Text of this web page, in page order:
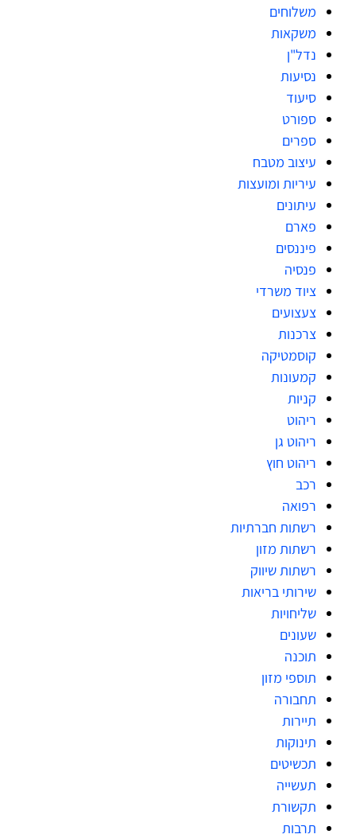
משלוחים
משקאות
נדל"ן
נסיעות
סיעוד
ספורט
ספרים
עיצוב מטבח
עיריות ומועצות
עיתונים
פארם
פיננסים
פנסיה
ציוד משרדי
צעצועים
צרכנות
קוסמטיקה
קמעונות
קניות
ריהוט
ריהוט גן
ריהוט חוץ
רכב
רפואה
רשתות חברתיות
רשתות מזון
רשתות שיווק
שירותי בריאות
שליחויות
שעונים
תוכנה
תוספי מזון
תחבורה
תיירות
תינוקות
תכשיטים
תעשייה
תקשורת
תרבות